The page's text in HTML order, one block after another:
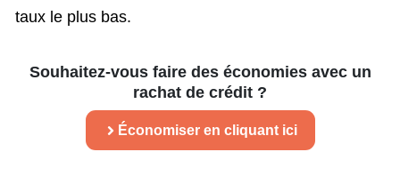
taux le plus bas.
Souhaitez-vous faire des économies avec un
rachat de crédit ?
Économiser en cliquant ici